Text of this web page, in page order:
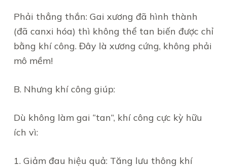
Phải thẳng thắn: Gai xương đã hình thành
(đã canxi hóa) thì không thể tan biến được chỉ
bằng khí công. Đây là xương cứng, không phải
mô mềm!
B. Nhưng khí công giúp:
Dù không làm gai “tan”, khí công cực kỳ hữu
ích vì:
1. Giảm đau hiệu quả: Tăng lưu thông khí